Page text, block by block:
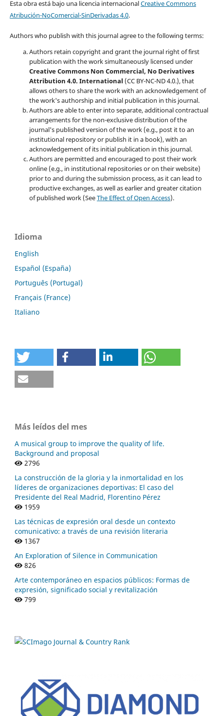
Esta obra está bajo una licencia internacionalCreative Commons
Atribución-NoComercial-SinDerivadas 4.0.
Authors who publish with this journal agree to the following terms:
Authors retain copyright and grant the journal right of first
publication with the work simultaneously licensed under
Creative Commons Non Commercial, No Derivatives
Attribution 4.0. International (CC BY-NC-ND 4.0.), that
allows others to share the work with an acknowledgement of
the work's authorship and initial publication in this journal.
Authors are able to enter into separate, additional contractual
arrangements for the non-exclusive distribution of the
journal's published version of the work (e.g., post it to an
institutional repository or publish it in a book), with an
acknowledgement of its initial publication in this journal.
Authors are permitted and encouraged to post their work
online (e.g., in institutional repositories or on their website)
prior to and during the submission process, as it can lead to
productive exchanges, as well as earlier and greater citation
of published work (SeeThe Effect of Open Access).
Idioma
English
Español (España)
Português (Portugal)
Français (France)
Italiano
Más leídos del mes
A musical group to improve the quality of life.
Background and proposal
2796
La construcción de la gloria y la inmortalidad en los
líderes de organizaciones deportivas: El caso del
Presidente del Real Madrid, Florentino Pérez
1959
Las técnicas de expresión oral desde un contexto
comunicativo: a través de una revisión literaria
1367
An Exploration of Silence in Communication
826
Arte contemporáneo en espacios públicos: Formas de
expresión, significado social y revitalización
799